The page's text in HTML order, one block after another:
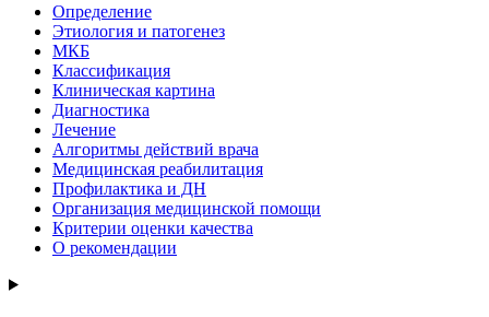
Определение
Этиология и патогенез
МКБ
Классификация
Клиническая картина
Диагностика
Лечение
Алгоритмы действий врача
Медицинская реабилитация
Профилактика и ДН
Организация медицинской помощи
Критерии оценки качества
О рекомендации